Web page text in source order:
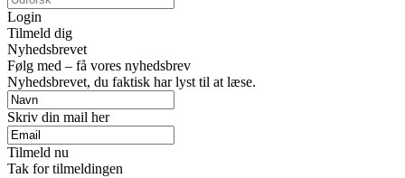
Login
Tilmeld dig
Nyhedsbrevet
Følg med – få vores nyhedsbrev
Nyhedsbrevet, du faktisk har lyst til at læse.
Skriv din mail her
Tilmeld nu
Tak for tilmeldingen